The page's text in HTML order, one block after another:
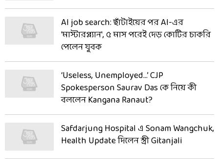
AI job search: ছাঁটাইয়ের পর AI-এর
'মাস্টারপ্ল্যান', ৫ মাস পরেই দেড় কোটির চাকরি
পেলেন যুবক
‘Useless, Unemployed…’ CJP
Spokesperson Saurav Das কে নিয়ে কী
বললেন Kangana Ranaut?
Safdarjung Hospital এ Sonam Wangchuk,
Health Update দিলেন স্ত্রী Gitanjali